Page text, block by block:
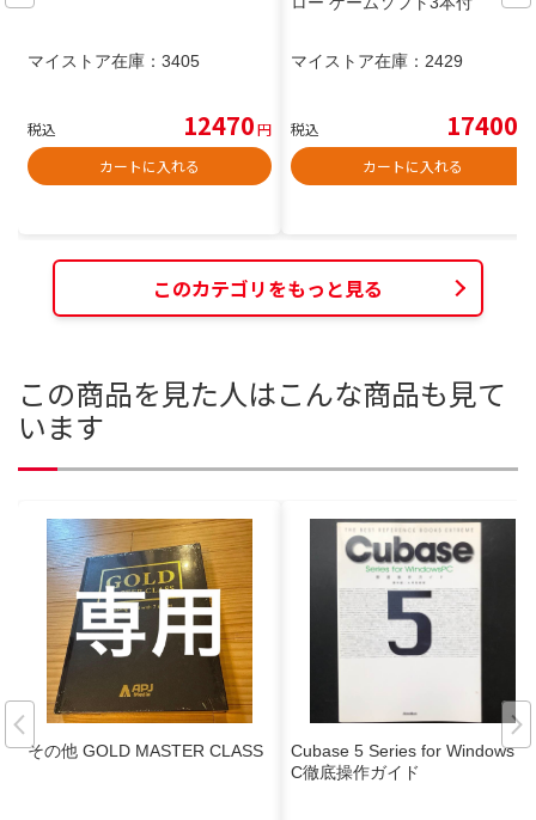
マイストア在庫： 3405
税込 12470円
カートに入れる
マイストア在庫： 2429
税込 17400
カートに入れる
このカテゴリをもっと見る
この商品を見た人はこんな商品も見て
います
その他 GOLD MASTER CLASS
Cubase 5 Series for Windows P
C徹底操作ガイド